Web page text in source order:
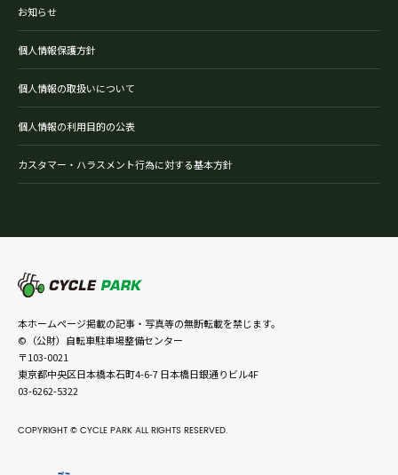
お知らせ
個人情報保護方針
個人情報の取扱いについて
個人情報の利用目的の公表
カスタマー・ハラスメント行為に対する基本方針
本ホームページ掲載の記事・写真等の無断転載を禁じます。
©（公財）自転車駐車場整備センター
〒103-0021
東京都中央区日本橋本石町4-6-7 日本橋日銀通りビル4F
03-6262-5322
COPYRIGHT © CYCLE PARK ALL RIGHTS RESERVED.